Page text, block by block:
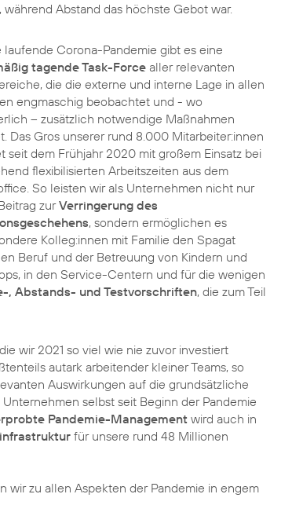
, während Abstand das höchste Gebot war.
laufende Corona-Pandemie gibt es eine
tagende Task-Forcealler relevanten
die die externe und interne Lage in allen
engmaschig beobachtet und - wo
– zusätzlich notwendige Maßnahmen
Das Gros unserer rund 8.000 Mitarbeiter:innen
seit dem Frühjahr 2020 mit großem Einsatz bei
flexibilisierten Arbeitszeiten aus dem
So leisten wir als Unternehmen nicht nur
zurVerringerung des
, sondern ermöglichen es
Kolleg:innen mit Familie den Spagat
Beruf und der Betreuung von Kindern und
in den Service-Centern und für die wenigen
, Abstands- und Testvorschriften, die zum Teil
wir 2021 so viel wie nie zuvor investiert
autark arbeitender kleiner Teams, so
Auswirkungen auf die grundsätzliche
selbst seit Beginn der Pandemie
Pandemie-Management wird auch in
für unsere rund 48 Millionen
wir zu allen Aspekten der Pandemie in engem